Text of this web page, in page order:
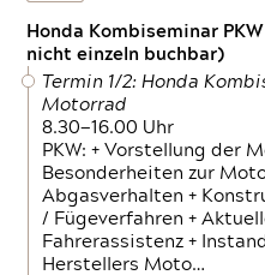
Honda Kombiseminar
nicht einzeln buchbar)
Termin 1/2: Honda
Motorrad
8.30—16.00 Uhr
PKW: + Vorstellung der
Besonderheiten zur
Abgasverhalten +
/ Fügeverfahren +
Fahrerassistenz +
Herstellers Moto…